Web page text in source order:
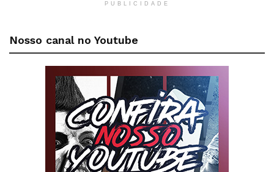
PUBLICIDADE
Nosso canal no Youtube